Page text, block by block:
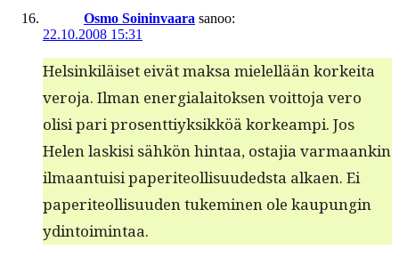
Osmo Soininvaara sanoo:
22.10.2008 15:31
Helsinkiläiset eivät mak­sa mielel­lään korkei­ta
vero­ja. Ilman ener­gialaitok­sen voit­to­ja vero
olisi pari pros­ent­tiyk­sikköä korkeampi. Jos
Helen lask­isi sähkön hin­taa, osta­jia var­maankin
ilmaan­tu­isi paperi­te­ol­lisu­ud­ed­s­ta alka­en. Ei
paperi­te­ol­lisu­u­den tukem­i­nen ole kaupun­gin
ydintoimintaa.